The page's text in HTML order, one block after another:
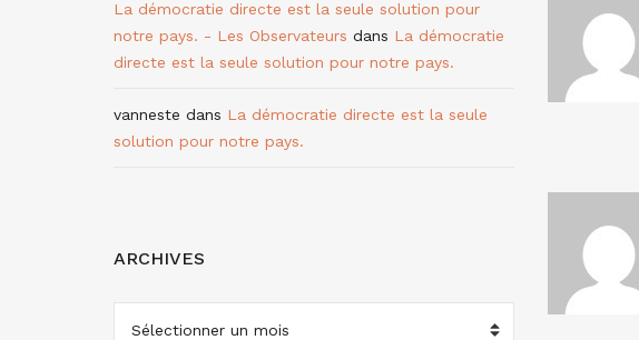
La démocratie directe est la seule solution pour
notre pays. - Les Observateurs dans La démocratie
directe est la seule solution pour notre pays.
vanneste dans La démocratie directe est la seule
solution pour notre pays.
ARCHIVES
ARCHIVES